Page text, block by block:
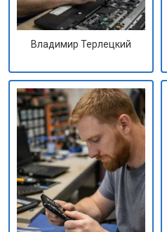
Владимир Терлецкий